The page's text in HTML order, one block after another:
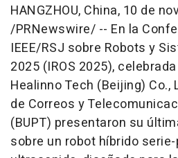
HANGZHOU, China, 10 de
/PRNewswire/ -- En la
IEEE/RSJ sobre Robots y
2025 (IROS 2025),
Healinno Tech (Beijing) Co.,
de Correos y
(BUPT) presentaron su
sobre un robot híbrido